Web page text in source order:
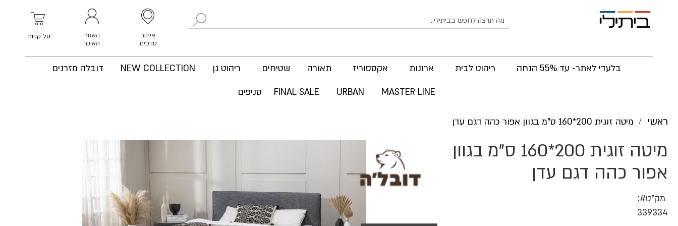
לחפש
האזור
האישי
איתור
סניפים
סל קניות
בלעדי לאתר- עד 55% הנחה ריהוט לבית ארונות אקססוריז תאורה שטיחים ריהוט גן NEW COLLECTION דובלה מזרנים
MASTER LINE
URBAN
FINAL SALE סניפים
ראשי מיטה זוגית 200*160 ס"מ בגוון אפור כהה דגם עדן
מיטה זוגית 200*160 ס"מ בגוון
אפור כהה דגם עדן
מק״ט
339334